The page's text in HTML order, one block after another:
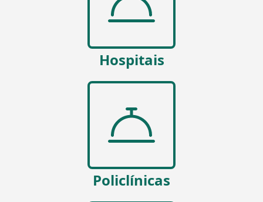
Hospitais
Policlínicas